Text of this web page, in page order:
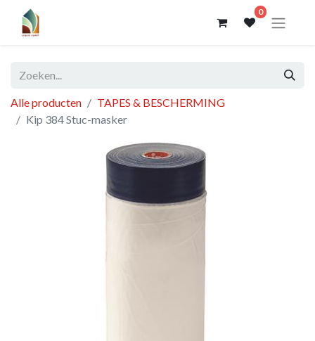
0
Alle producten
TAPES & BESCHERMING
Kip 384 Stuc-masker